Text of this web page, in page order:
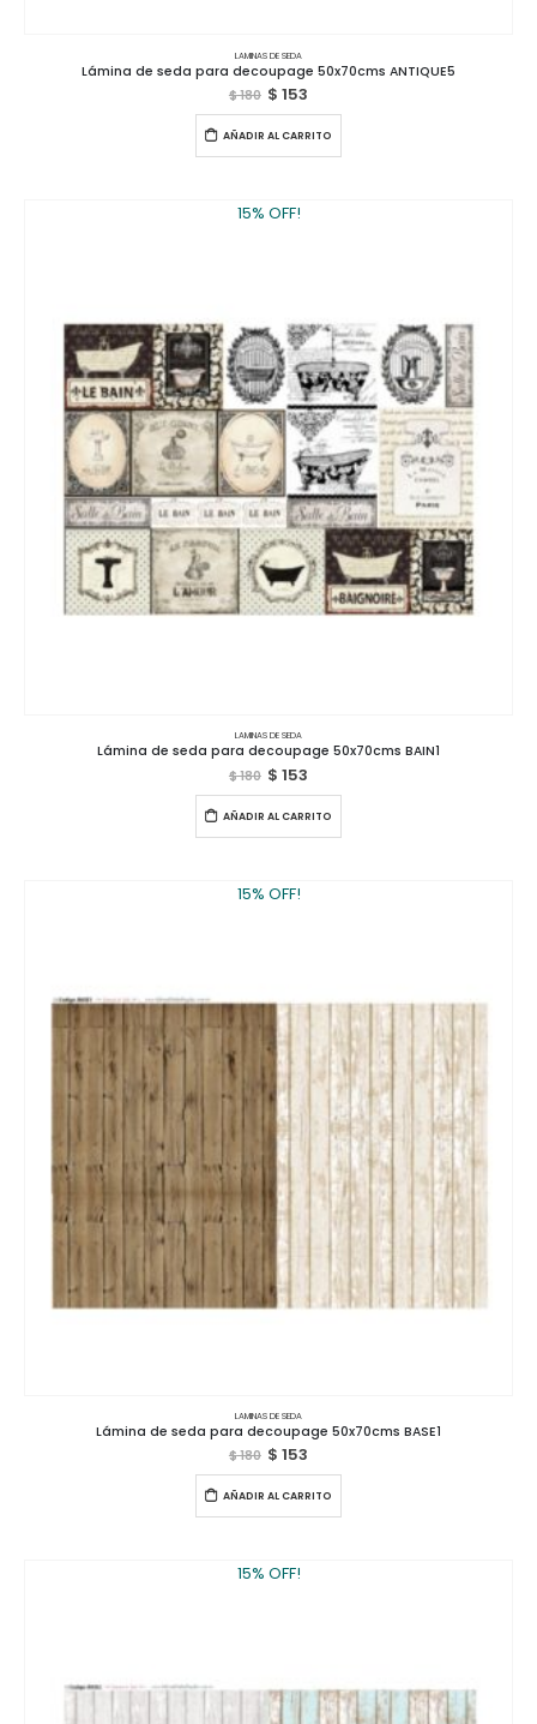
LAMINAS DE SEDA
Lámina de seda para decoupage 50x70cms ANTIQUE5
$180 $ 153
AÑADIR AL CARRITO
15% OFF!
LAMINAS DE SEDA
Lámina de seda para decoupage 50x70cms BAIN1
$180 $ 153
AÑADIR AL CARRITO
15% OFF!
LAMINAS DE SEDA
Lámina de seda para decoupage 50x70cms BASE1
$180 $ 153
AÑADIR AL CARRITO
15% OFF!